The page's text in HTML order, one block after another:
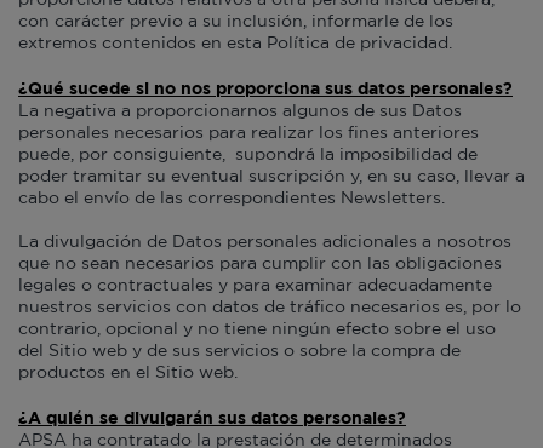
con carácter previo a su inclusión, informarle de los
extremos contenidos en esta Política de privacidad.
¿Qué sucede si no nos proporciona sus datos personales?
La negativa a proporcionarnos algunos de sus Datos
personales necesarios para realizar los fines anteriores
puede, por consiguiente, supondrá la imposibilidad de
poder tramitar su eventual suscripción y, en su caso, llevar a
cabo el envío de las correspondientes Newsletters.
La divulgación de Datos personales adicionales a nosotros
que no sean necesarios para cumplir con las obligaciones
legales o contractuales y para examinar adecuadamente
nuestros servicios con datos de tráfico necesarios es, por lo
contrario, opcional y no tiene ningún efecto sobre el uso
del Sitio web y de sus servicios o sobre la compra de
productos en el Sitio web.
¿A quién se divulgarán sus datos personales?
APSA ha contratado la prestación de determinados